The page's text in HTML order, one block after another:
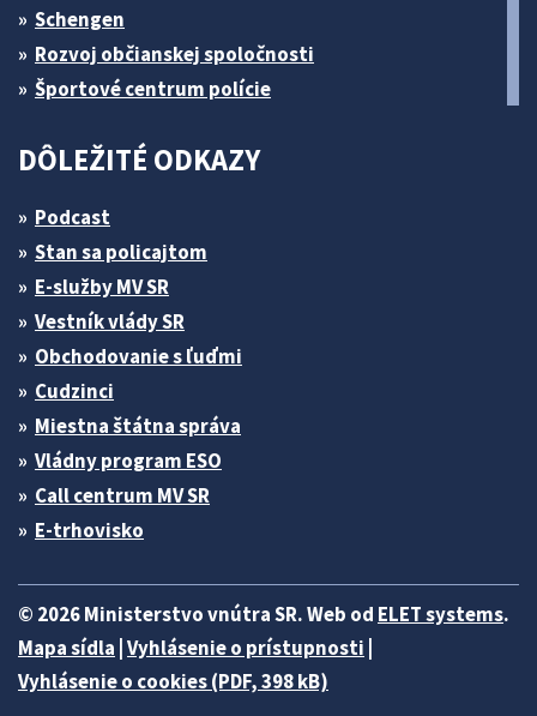
Schengen
Rozvoj občianskej spoločnosti
Športové centrum polície
DÔLEŽITÉ ODKAZY
Podcast
Stan sa policajtom
E-služby MV SR
Vestník vlády SR
Obchodovanie s ľuďmi
Cudzinci
Miestna štátna správa
Vládny program ESO
Call centrum MV SR
E-trhovisko
© 2026 Ministerstvo vnútra SR. Web od ELET systems.
Mapa sídla Vyhlásenie o prístupnosti
Vyhlásenie o cookies (PDF, 398 kB)